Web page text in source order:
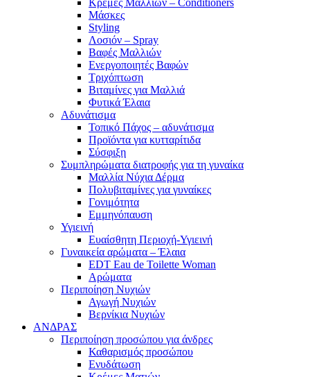
Κρέμες Μαλλιών – Conditioners
Μάσκες
Styling
Λοσιόν – Spray
Βαφές Μαλλιών
Ενεργοποιητές Βαφών
Τριχόπτωση
Βιταμίνες για Μαλλιά
Φυτικά Έλαια
Αδυνάτισμα
Τοπικό Πάχος – αδυνάτισμα
Προϊόντα για κυτταρίτιδα
Σύσφιξη
Συμπληρώματα διατροφής για τη γυναίκα
Μαλλία Νύχια Δέρμα
Πολυβιταμίνες για γυναίκες
Γονιμότητα
Εμμηνόπαυση
Υγιεινή
Ευαίσθητη Περιοχή-Υγιεινή
Γυναικεία αρώματα – Έλαια
EDT Eau de Toilette Woman
Αρώματα
Περιποίηση Νυχιών
Αγωγή Νυχιών
Βερνίκια Νυχιών
ΑΝΔΡΑΣ
Περιποίηση προσώπου για άνδρες
Καθαρισμός προσώπου
Ενυδάτωση